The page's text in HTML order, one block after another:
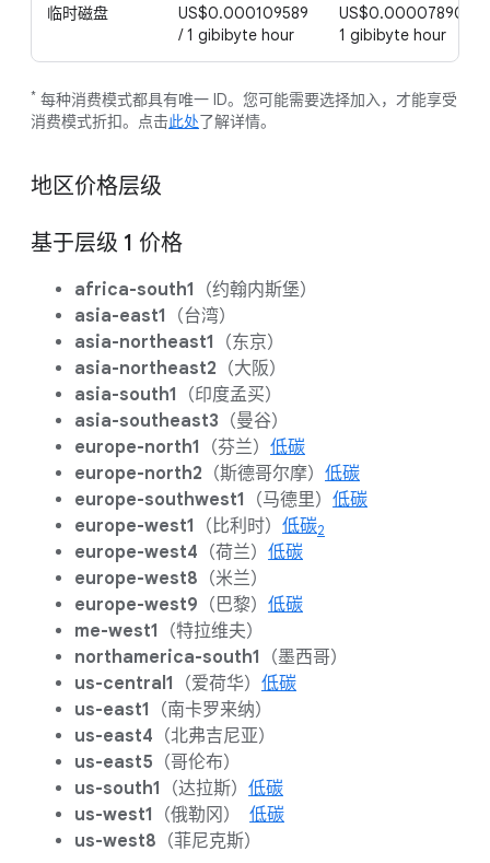
临时磁盘
US$0.000109589
/ 1 gibibyte hour
US$0.000078904 /
1 gibibyte hour
* 每种消费模式都具有唯一 ID。您可能需要选择加入，才能享受
消费模式折扣。点击此处了解详情。
地区价格层级
基于层级 1 价格
africa-south1 （约翰内斯堡）
asia-east1 （台湾）
asia-northeast1 （东京）
asia-northeast2 （大阪）
asia-south1 （印度孟买）
asia-southeast3 （曼谷）
europe-north1 （芬兰） 低碳
europe-north2 （斯德哥尔摩） 低碳
europe-southwest1 （马德里） 低碳
europe-west1 （比利时） 低碳2
europe-west4 （荷兰） 低碳
europe-west8 （米兰）
europe-west9 （巴黎） 低碳
me-west1 （特拉维夫）
northamerica-south1 （墨西哥）
us-central1 （爱荷华） 低碳
us-east1 （南卡罗来纳）
us-east4 （北弗吉尼亚）
us-east5 （哥伦布）
us-south1 （达拉斯） 低碳
us-west1 （俄勒冈） 低碳
us-west8 （菲尼克斯）